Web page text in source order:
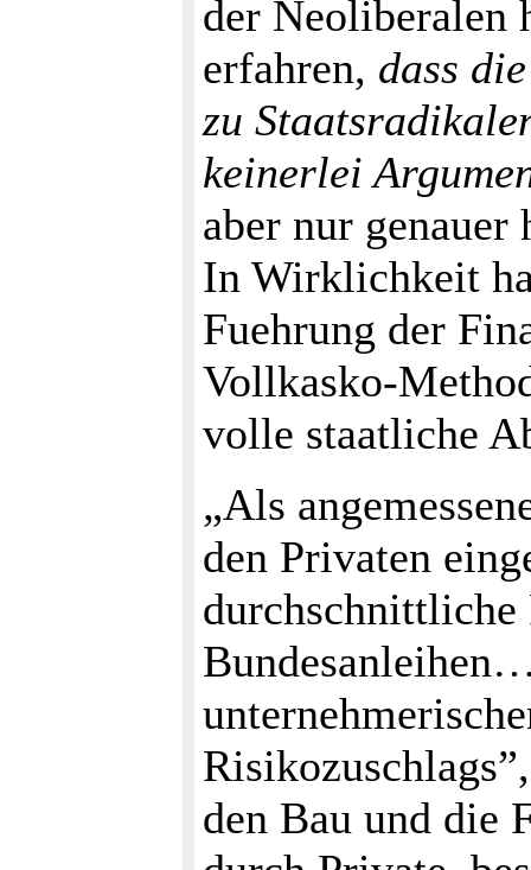
der Neoliberalen
erfahren, dass
zu
keinerlei
aber nur genauer
In Wirklichkeit
Fuehrung der
Vollkasko-
volle staatliche
„Als
den Privaten
durchschnittliche
den Bau und die